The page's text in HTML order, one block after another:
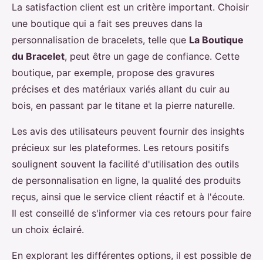
La satisfaction client est un critère important. Choisir
une boutique qui a fait ses preuves dans la
personnalisation de bracelets, telle que La Boutique
du Bracelet, peut être un gage de confiance. Cette
boutique, par exemple, propose des gravures
précises et des matériaux variés allant du cuir au
bois, en passant par le titane et la pierre naturelle.
Les avis des utilisateurs peuvent fournir des insights
précieux sur les plateformes. Les retours positifs
soulignent souvent la facilité d'utilisation des outils
de personnalisation en ligne, la qualité des produits
reçus, ainsi que le service client réactif et à l'écoute.
Il est conseillé de s'informer via ces retours pour faire
un choix éclairé.
En explorant les différentes options, il est possible de